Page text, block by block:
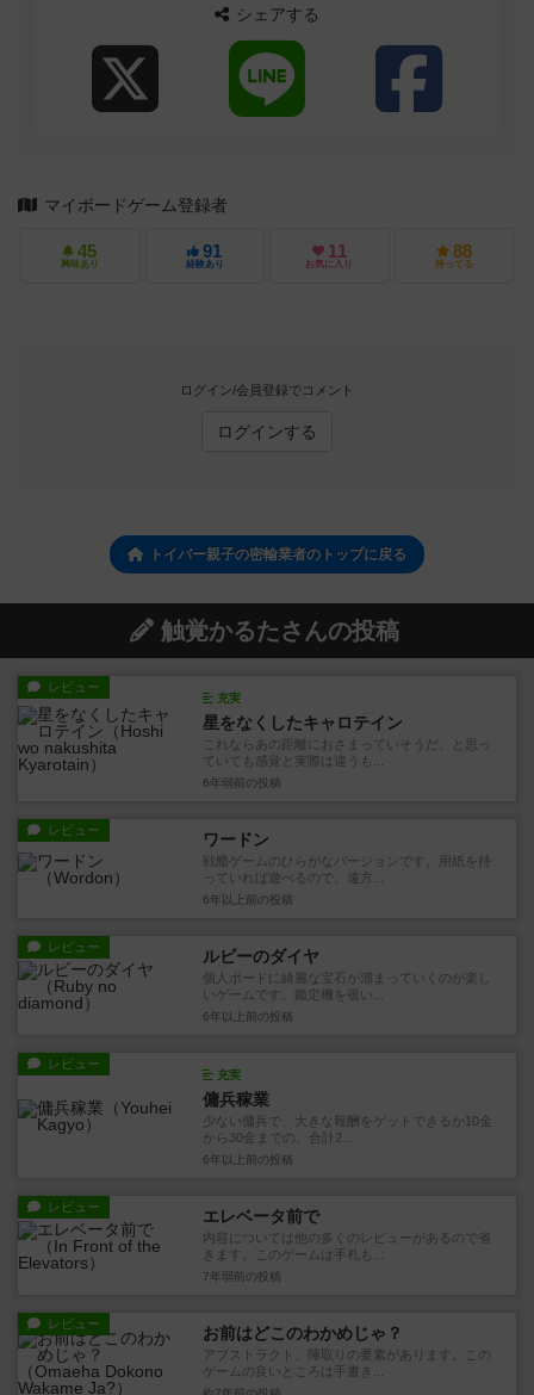
シェアする
マイボードゲーム登録者
45
興味あり
91
経験あり
11
お気に入り
88
持ってる
ログイン/会員登録でコメント
ログインする
トイバー親子の密輸業者のトップに戻る
触覚かるたさんの投稿
レビュー
充実
星をなくしたキャロテイン
これならあの距離におさまっていそうだ、と思っ
ていても感覚と実際は違うも...
6年弱前 の投稿
レビュー ワードン
戦艦ゲームのひらがなバージョンです。用紙を持
っていれば遊べるので、遠方...
6年以上前 の投稿
レビュー ルビーのダイヤ
個人ボードに綺麗な宝石が溜まっていくのが楽し
いゲームです。鑑定機を覗い...
6年以上前 の投稿
レビュー
充実
傭兵稼業
少ない傭兵で、大きな報酬をゲットできるか10金
から30金までの、合計2...
6年以上前 の投稿
レビュー エレベータ前で
内容については他の多くのレビューがあるので省
きます。このゲームは手札も...
7年弱前 の投稿
レビュー お前はどこのわかめじゃ？
アブストラクト、陣取りの要素があります。この
ゲームの良いところは手書き...